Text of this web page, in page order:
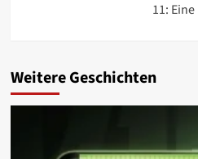
11:
Weitere Geschichten